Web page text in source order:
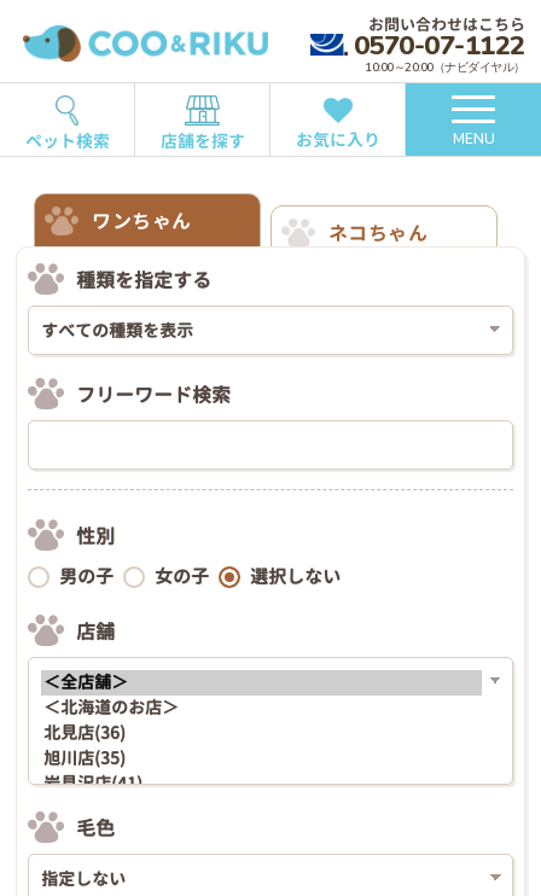
お問い合わせはこちら
0570-07-1122
10:00～20:00（ナビダイヤル）
ペット検索 店舗を探す お気に入り MENU
ワンちゃん
ネコちゃん
種類を指定する
フリーワード検索
性別
男の子 女の子 選択しない
店舗
毛色